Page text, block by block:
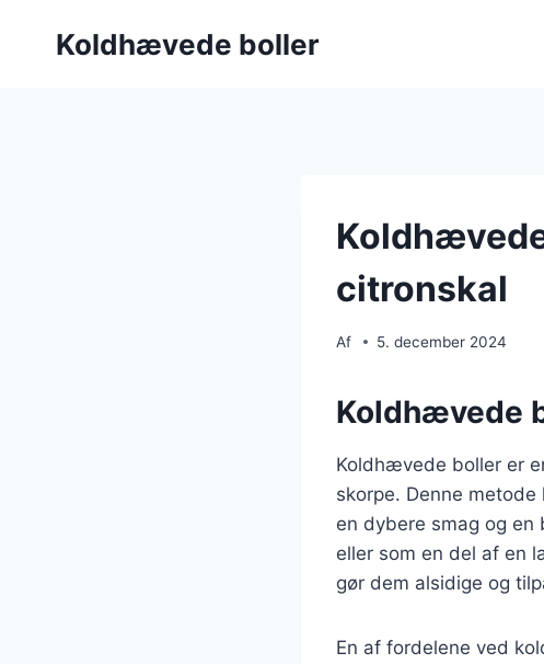
Koldhævede boller
citronskal
Af 5. december 2024
Koldhævede
Koldhævede boller er
skorpe. Denne
en dybere smag og
eller som en del af en
gør dem alsidige og
En af fordelene ved